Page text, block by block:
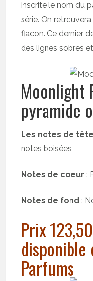
inscrite le nom du
série. On
flacon. Ce dernier
des lignes sobres
Moonlight
pyramide
Les notes de tête
notes boisées
Notes de coeur :
Notes de fond :
Prix
disponible
Parfums